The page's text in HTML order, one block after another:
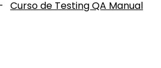
Curso de Testing QA Manual